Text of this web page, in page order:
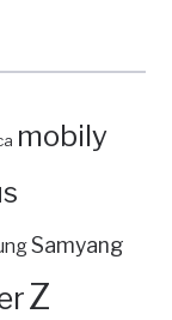
mobily
Samyang
Z